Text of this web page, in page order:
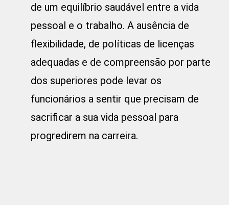
de um equilíbrio saudável entre a vida
pessoal e o trabalho. A ausência de
flexibilidade, de políticas de licenças
adequadas e de compreensão por parte
dos superiores pode levar os
funcionários a sentir que precisam de
sacrificar a sua vida pessoal para
progredirem na carreira.